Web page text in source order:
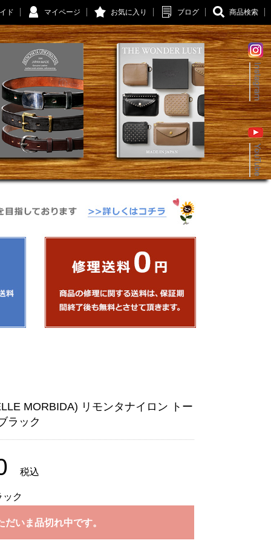
商品検索
ブログ
お気に入り
マイページ
ド
MORBIDA) リモンタナイロン トー
ラック
税込
ック
だいま品切れ中です。